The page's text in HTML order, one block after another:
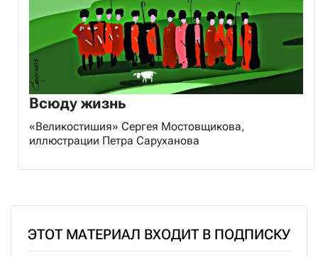
Всюду жизнь
«Великостишия» Сергея Мостовщикова,
иллюстрации Петра Саруханова
ЭТОТ МАТЕРИАЛ ВХОДИТ В ПОДПИСКУ